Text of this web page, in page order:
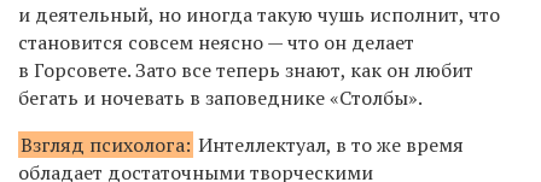
и деятельный, но иногда такую чушь исполнит, что
становится совсем неясно — что он делает
в Горсовете. Зато все теперь знают, как он любит
бегать и ночевать в заповеднике «Столбы».
Взгляд психолога: Интеллектуал, в то же время
обладает достаточными творческими